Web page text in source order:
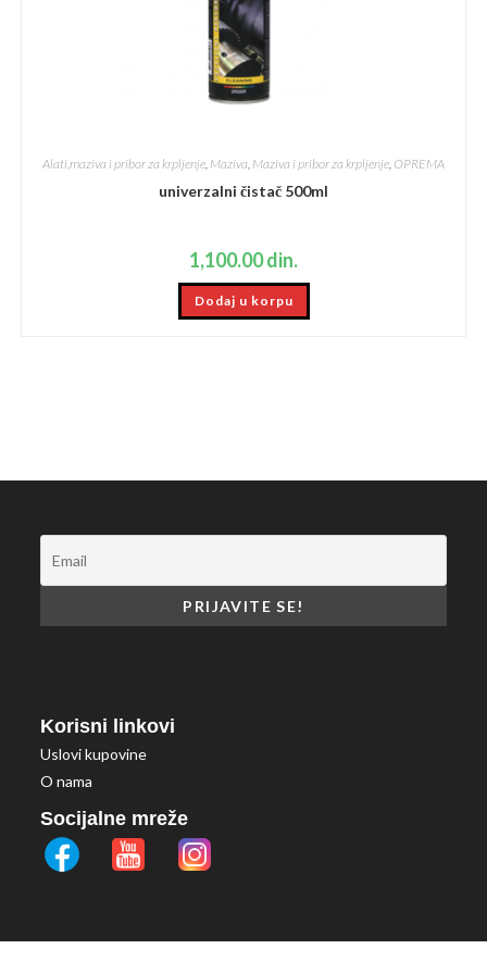
Alati,maziva i pribor za krpljenje Maziva Maziva i pribor za krpljenje OPREMA
univerzalni čistač 500ml
1,100.00din.
Dodaj u korpu
Korisni linkovi
Uslovi kupovine
O nama
Socijalne mreže